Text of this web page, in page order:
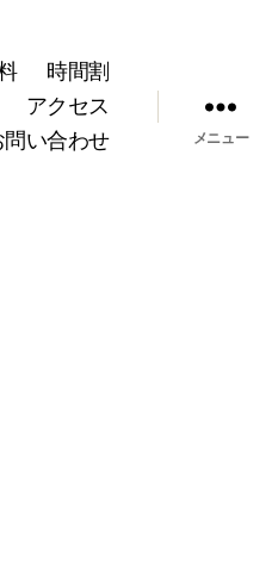
時間割
アクセス
問い合わせ
メニュー